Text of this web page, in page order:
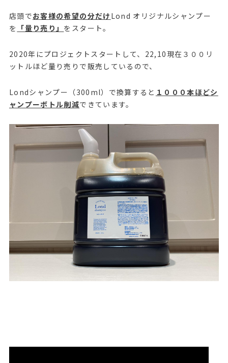
店頭でお客様の希望の分だけ Lond オリジナルシャンプー
を 「量り売り」 をスタート。
2020年にプロジェクトスタートして、22,10現在３００リ
ットルほど量り売りで販売しているので、
Londシャンプー（300ml）で換算すると １０００本ほどシ
ャンプーボトル削減できています。